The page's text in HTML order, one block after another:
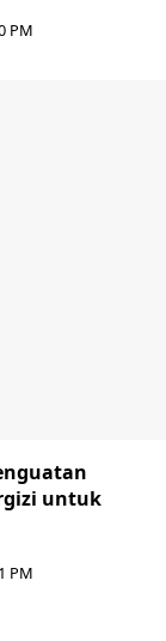
PM
untuk
PM